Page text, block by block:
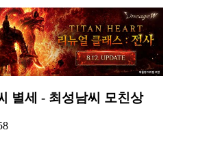
별세 - 최성남씨 모친상